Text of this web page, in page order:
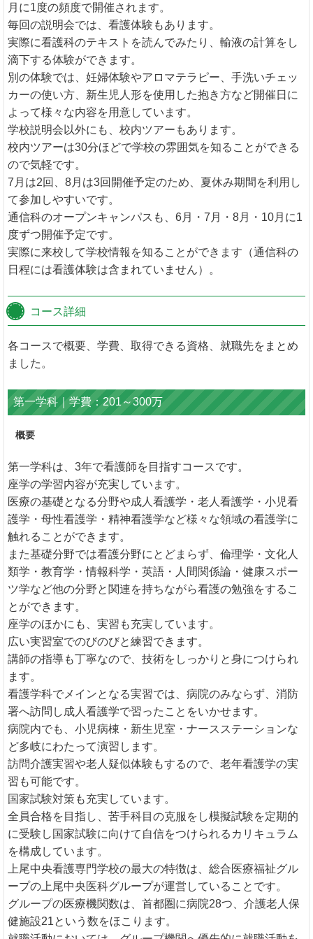
月に1度の頻度で開催されます。
毎回の説明会では、看護体験もあります。
実際に看護科のテキストを読んでみたり、輸液の計算をし
滴下する体験ができます。
別の体験では、妊婦体験やアロマテラピー、手洗いチェッ
カーの使い方、新生児人形を使用した抱き方など開催日に
よって様々な内容を用意しています。
学校説明会以外にも、校内ツアーもあります。
校内ツアーは30分ほどで学校の雰囲気を知ることができる
ので気軽です。
7月は2回、8月は3回開催予定のため、夏休み期間を利用し
て参加しやすいです。
通信科のオープンキャンパスも、6月・7月・8月・10月に1
度ずつ開催予定です。
実際に来校して学校情報を知ることができます（通信科の
日程には看護体験は含まれていません）。
コース詳細
各コースで概要、学費、取得できる資格、就職先をまとめ
ました。
第一学科｜学費：201～300万
概要
第一学科は、3年で看護師を目指すコースです。
座学の学習内容が充実しています。
医療の基礎となる分野や成人看護学・老人看護学・小児看
護学・母性看護学・精神看護学など様々な領域の看護学に
触れることができます。
また基礎分野では看護分野にとどまらず、倫理学・文化人
類学・教育学・情報科学・英語・人間関係論・健康スポー
ツ学など他の分野と関連を持ちながら看護の勉強をするこ
とができます。
座学のほかにも、実習も充実しています。
広い実習室でのびのびと練習できます。
講師の指導も丁寧なので、技術をしっかりと身につけられ
ます。
看護学科でメインとなる実習では、病院のみならず、消防
署へ訪問し成人看護学で習ったことをいかせます。
病院内でも、小児病棟・新生児室・ナースステーションな
ど多岐にわたって演習します。
訪問介護実習や老人疑似体験もするので、老年看護学の実
習も可能です。
国家試験対策も充実しています。
全員合格を目指し、苦手科目の克服をし模擬試験を定期的
に受験し国家試験に向けて自信をつけられるカリキュラム
を構成しています。
上尾中央看護専門学校の最大の特徴は、総合医療福祉グル
ープの上尾中央医科グループが運営していることです。
グループの医療機関数は、首都圏に病院28つ、介護老人保
健施設21という数をほこります。